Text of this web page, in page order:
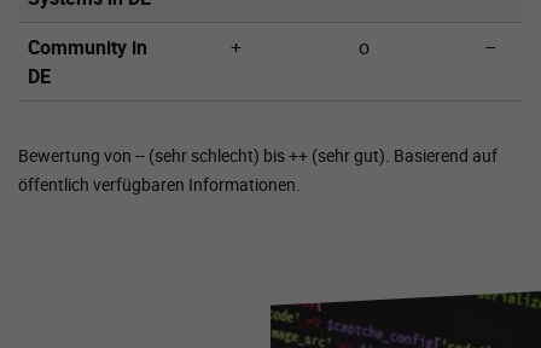
Community in
DE
+ o –
Bewertung von -- (sehr schlecht) bis ++ (sehr gut). Basierend auf
öffentlich verfügbaren Informationen.